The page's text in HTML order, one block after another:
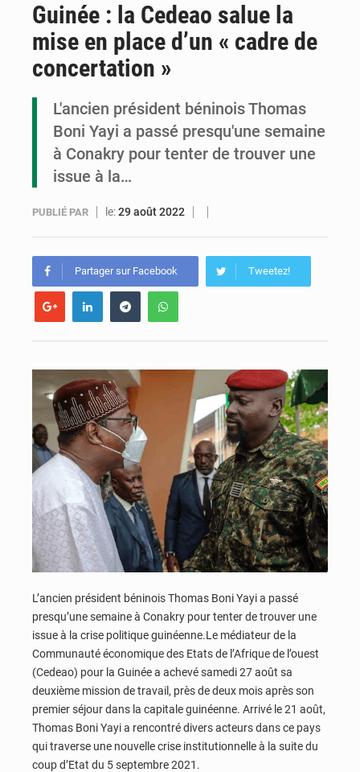
Congo : la Grande foire agricole pour renforcer la souveraineté alimentaire
Le Congo se dote d’un programme national pour valoriser les produits forestiers non ligneux
Guinée : la Cedeao salue la
mise en place d’un « cadre de
concertation »
L'ancien président béninois Thomas
Boni Yayi a passé presqu'une semaine
à Conakry pour tenter de trouver une
issue à la…
PUBLIÉ PAR le:29 août 2022
Partager sur Facebook Tweetez!
L’ancien président béninois Thomas Boni Yayi a passé
presqu’une semaine à Conakry pour tenter de trouver une
issue à la crise politique guinéenne.Le médiateur de la
Communauté économique des Etats de l’Afrique de l’ouest
(Cedeao) pour la Guinée a achevé samedi 27 août sa
deuxième mission de travail, près de deux mois après son
premier séjour dans la capitale guinéenne. Arrivé le 21 août,
Thomas Boni Yayi a rencontré divers acteurs dans ce pays
qui traverse une nouvelle crise institutionnelle à la suite du
coup d’Etat du 5 septembre 2021.